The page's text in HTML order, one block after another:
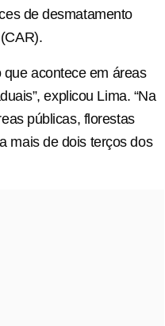
de desmatamento
acontece em áreas
explicou Lima. “Na
públicas, florestas
mais de dois terços dos